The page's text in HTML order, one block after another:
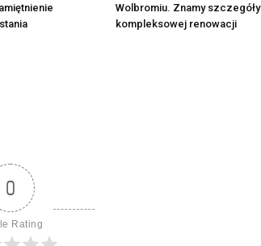
Wolbromiu. Znamy szczegóły
kompleksowej renowacji
0
Rating